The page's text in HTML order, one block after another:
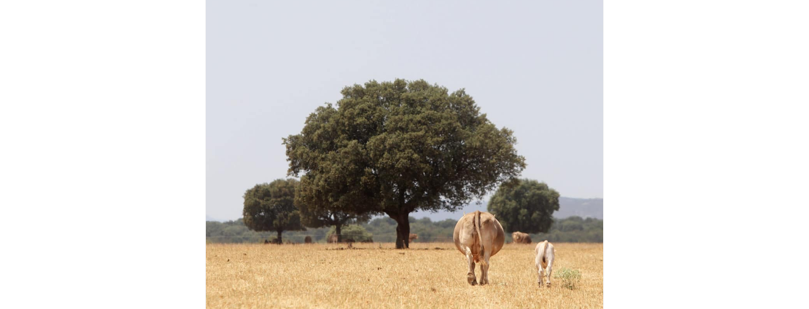
¡Únete al Club
PETRAMORA y recibe
un 10% de descuento*
en tu primera compra!
¡Sé el primero en enterarte de todas nuestras novedades y
recibe un regalo de cumpleaños!
*Descuento de uso exclusivo online.